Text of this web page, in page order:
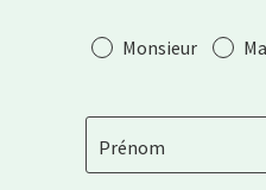
Salutation
Monsieur
Prénom